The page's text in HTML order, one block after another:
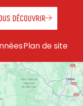
DÉCOUVRIR
Plan de site